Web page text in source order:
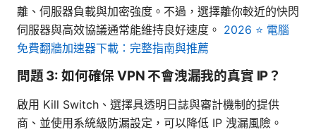
離、伺服器負載與加密強度。不過，選擇離你較近的快閃
伺服器與高效協議通常能維持良好速度。 2026 ⭐ 電腦
免費翻牆加速器下載：完整指南與推薦
問題 3: 如何確保 VPN 不會洩漏我的真實 IP？
啟用 Kill Switch、選擇具透明日誌與審計機制的提供
商、並使用系統級防漏設定，可以降低 IP 洩漏風險。